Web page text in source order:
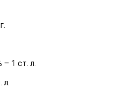
– 1 ст. л.
л.